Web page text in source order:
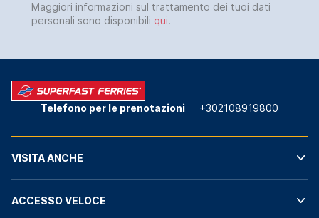
Maggiori informazioni sul trattamento dei tuoi dati
personali sono disponibili qui.
Telefono per le prenotazioni +302108919800
VISITA ANCHE
ACCESSO VELOCE